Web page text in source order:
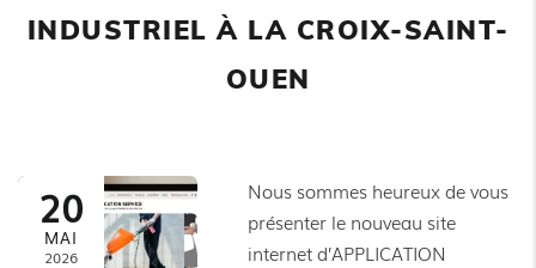
INDUSTRIEL À LA CROIX-SAINT-
OUEN
20
MAI
2026
Nous sommes heureux de vous
présenter le nouveau site
internet d’APPLICATION